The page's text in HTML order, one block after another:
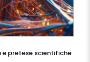
pretese scientifiche